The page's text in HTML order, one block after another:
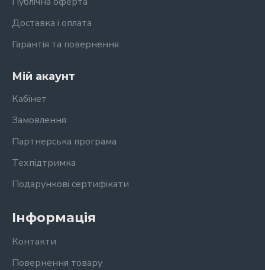
Доставка і оплата
Гарантія та повернення
Мій акаунт
Кабінет
Замовлення
Партнерська програма
Техпідтримка
Подарункові сертифікати
Інформація
Контакти
Повернення товару